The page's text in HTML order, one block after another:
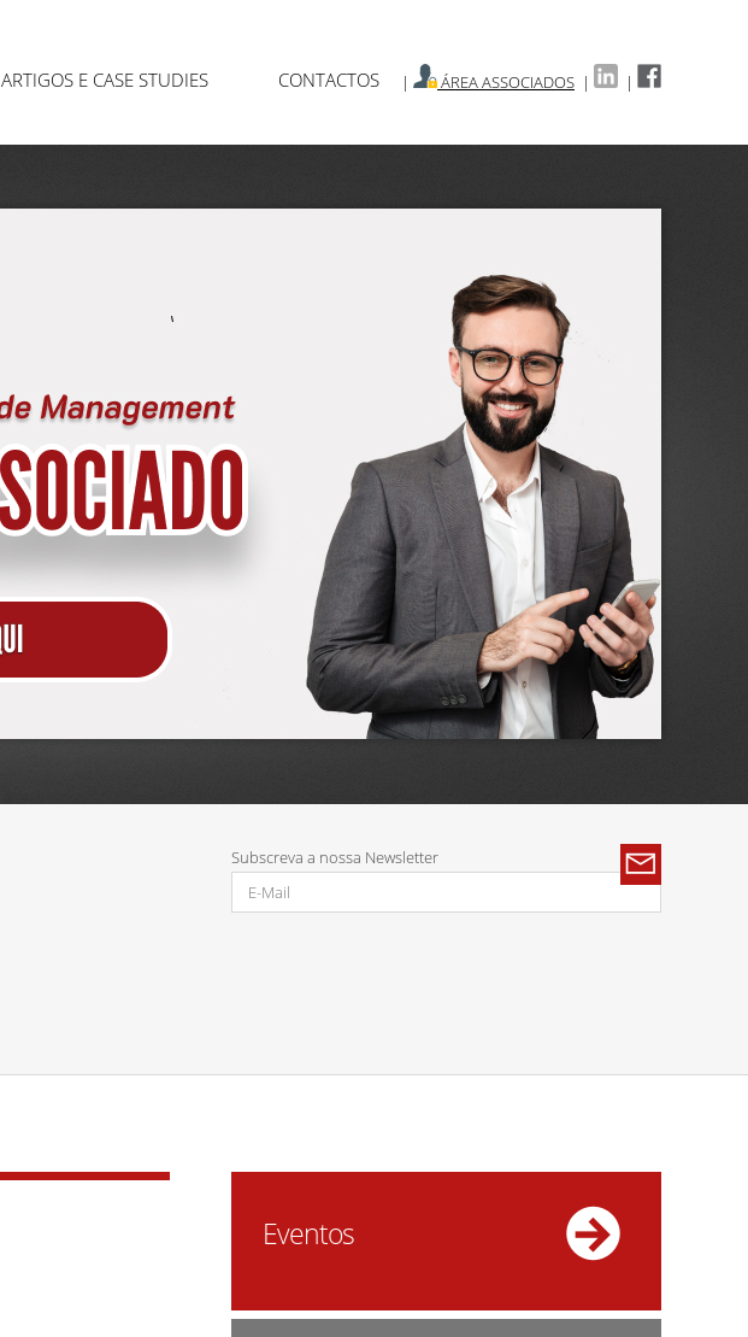
ARTIGOS E CASE STUDIES CONTACTOS | ÁREA ASSOCIADOS | |
Parcerias:
Subscreva a nossa Newsletter
Eventos